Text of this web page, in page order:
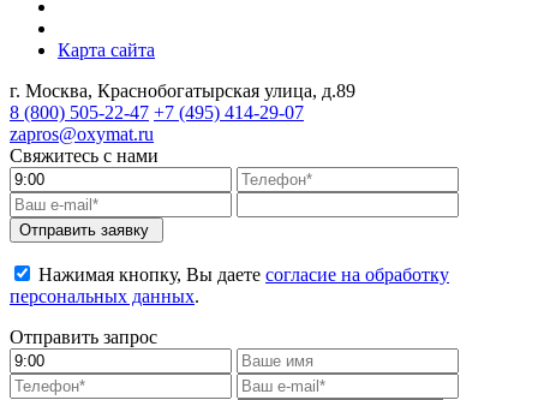
Карта сайта
г. Москва, Краснобогатырская улица, д.89
8 (800) 505-22-47 +7 (495) 414-29-07
zapros@oxymat.ru
Свяжитесь с нами
Отправить заявку
Нажимая кнопку, Вы даете согласие на обработку
персональных данных.
Отправить запрос